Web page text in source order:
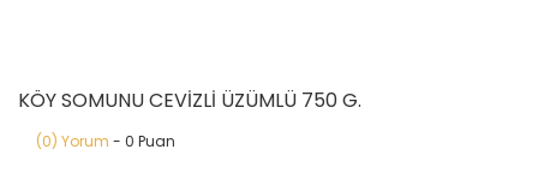
KÖY SOMUNU CEVİZLİ ÜZÜMLÜ 750 G.
(0) Yorum - 0 Puan